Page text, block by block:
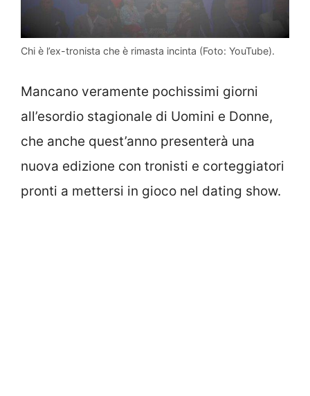
Chi è l’ex-tronista che è rimasta incinta (Foto: YouTube).
Mancano veramente pochissimi giorni
all’esordio stagionale di Uomini e Donne,
che anche quest’anno presenterà una
nuova edizione con tronisti e corteggiatori
pronti a mettersi in gioco nel dating show.